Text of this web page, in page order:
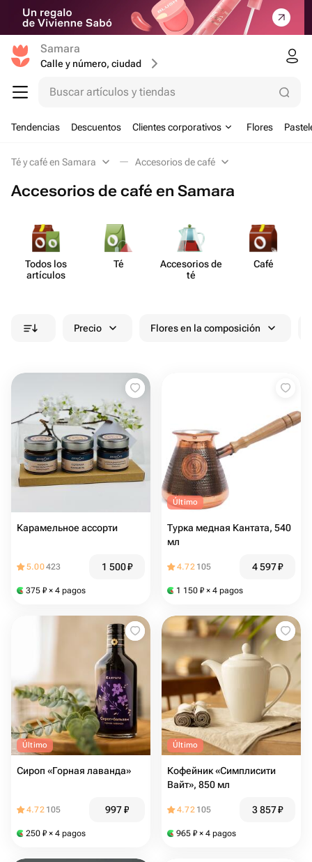
Samara
Calle y número, ciudad
Buscar artículos y tiendas
Tendencias Descuentos Clientes corporativos Flores
Té y café en Samara Accesorios de café
Accesorios de café en Samara
Todos los
artículos
Té
Acce​sorios de
té
Café
Precio Flores en la composición
Карамельное ассорти
5.00423 1 500₽
375 ₽ × 4 pagos
Último
Турка медная Кантата, 540
мл
4.72 105 4 597₽
1 150 ₽ × 4 pagos
Último
Сироп «Горная лаванда»
4.72 105 997₽
250 ₽ × 4 pagos
Último
Кофейник «Симплисити
Вайт», 850 мл
4.72 105 3 857₽
965 ₽ × 4 pagos